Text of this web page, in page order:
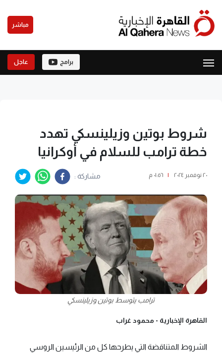
مباشر
برامج عاجل
شروط بوتين وزيلينسكي تهدد
خطة ترامب للسلام في أوكرانيا
٢٠ نوفمبر ٢٠٢٤ | ٠١:٥٦ م مشاركة :
ترامب يتوسط بوتين وزيلينسكي
القاهرة الإخبارية - محمود غراب
الشروط المتناقضة التي يطرحها كل من الرئيسين الروسي